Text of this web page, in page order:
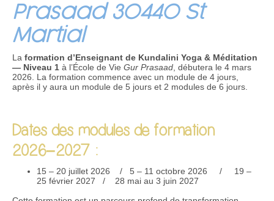
Prasaad 30440 St
Martial
La formation d’Enseignant de Kundalini Yoga & Méditation
— Niveau 1 à l’École de Vie Gur Prasaad , débutera le 4 mars
2026. La formation commence avec un module de 4 jours,
après il y aura un module de 5 jours et 2 modules de 6 jours.
Dates des modules de formation
2026–2027 :
15 – 20 juillet 2026 / 5 – 11 octobre 2026 / 19 –
25 février 2027 / 28 mai au 3 juin 2027